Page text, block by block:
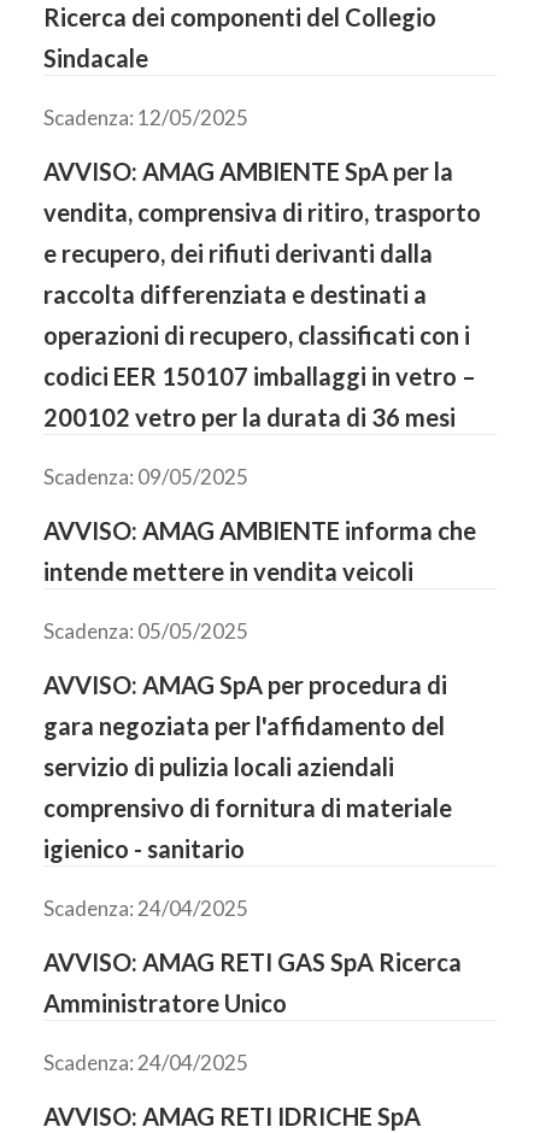
Ricerca dei componenti del Collegio
Sindacale
Scadenza: 12/05/2025
AVVISO: AMAG AMBIENTE SpA per la
vendita, comprensiva di ritiro, trasporto
e recupero, dei rifiuti derivanti dalla
raccolta differenziata e destinati a
operazioni di recupero, classificati con i
codici EER 150107 imballaggi in vetro –
200102 vetro per la durata di 36 mesi
Scadenza: 09/05/2025
AVVISO: AMAG AMBIENTE informa che
intende mettere in vendita veicoli
Scadenza: 05/05/2025
AVVISO: AMAG SpA per procedura di
gara negoziata per l'affidamento del
servizio di pulizia locali aziendali
comprensivo di fornitura di materiale
igienico - sanitario
Scadenza: 24/04/2025
AVVISO: AMAG RETI GAS SpA Ricerca
Amministratore Unico
Scadenza: 24/04/2025
AVVISO: AMAG RETI IDRICHE SpA